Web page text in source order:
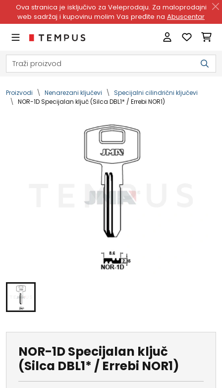
Ova stranica je isključivo za Veleprodaju. Za maloprodajni
web sadržaj i kupovinu molim Vas pređite na Abuscentar
Proizvodi Nenarezani ključevi
Specijalni cilindrični ključevi
NOR-1D Specijalan ključ (Silca DBL1* / Errebi NOR1)
NOR-1D Specijalan ključ
(Silca DBL1* / Errebi NOR1)